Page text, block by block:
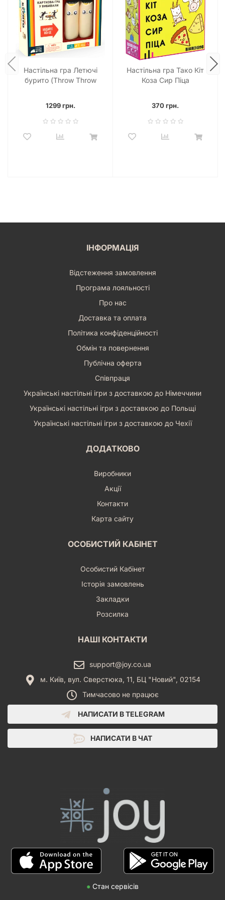
Обираючи «Влаштуймо бутафорними мечами ДВОБІЙ ЗА
КАРТИ», ви отримуєте не просто настільну гру, а цілий
арсенал позитивних емоцій та переваг, що зроблять ваш
дозвілля незабутнім:
Неперевершена Динаміка:
Кожна партія – це
вибухова суміш швидкості, тактики та веселощів, що
не дасть засумувати жодному гравцеві.
та захопливий ігровий процес роблять її ідеальною
одним столом.
Розвиток Навичок:Гра чудово тренує реакцію,
незабутні моменти, проведені з близькими. Вона стане
хто шукає щось новеньке та оригінальне для своєї колекції.
легко знайде місце у вашому серці та на вашому ігровому
столі, запрошуючи знову і знову влаштовувати справжні
та незабутніх емоцій з цією дивовижною настільною грою!
Настільна гра Летючі
бурито (Throw Throw
1299 грн.
Настільна гра Тако Кіт
Коза Сир Піца
370 грн.
ІНФОРМАЦІЯ
Відстеження замовлення
Програма лояльності
Про нас
Доставка та оплата
Політика конфіденційності
Обмін та повернення
Публічна оферта
Співпраця
Українські настільні ігри з доставкою до Німеччини
Українські настільні ігри з доставкою до Польщі
Українські настільні ігри з доставкою до Чехії
ДОДАТКОВО
Виробники
Акції
Контакти
Карта сайту
ОСОБИСТИЙ КАБІНЕТ
Особистий Кабінет
Історія замовлень
Закладки
Розсилка
НАШІ КОНТАКТИ
support@joy.co.ua
м. Київ, вул. Сверстюка, 11, БЦ "Новий", 02154
Тимчасово не працює
НАПИСАТИ В TELEGRAM
НАПИСАТИ В ЧАТ
● Стан сервісів